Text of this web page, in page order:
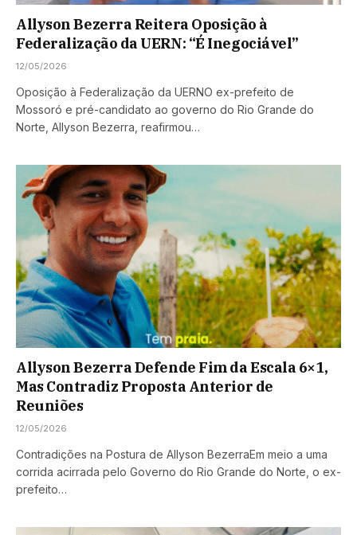
Allyson Bezerra Reitera Oposição à
Federalização da UERN: “É Inegociável”
12/05/2026
Oposição à Federalização da UERNO ex-prefeito de
Mossoró e pré-candidato ao governo do Rio Grande do
Norte, Allyson Bezerra, reafirmou…
Allyson Bezerra Defende Fim da Escala 6×1,
Mas Contradiz Proposta Anterior de
Reuniões
12/05/2026
Contradições na Postura de Allyson BezerraEm meio a uma
corrida acirrada pelo Governo do Rio Grande do Norte, o ex-
prefeito…